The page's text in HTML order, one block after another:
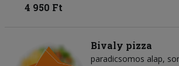
4 950 Ft
Bivaly pizza
paradicsomos alap